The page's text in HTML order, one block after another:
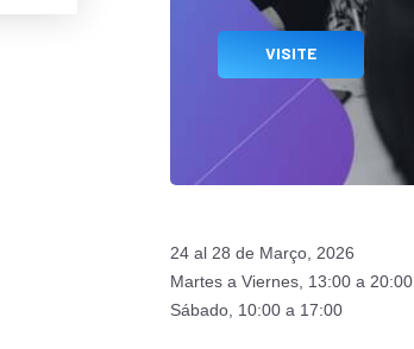
VISITE
24 al 28 de Março, 2026
Martes a Viernes, 13:00 a 20:00
Sábado, 10:00 a 17:00